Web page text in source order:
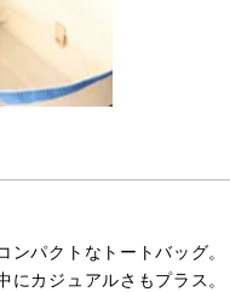
パクトなトートバッグ。
カジュアルさもプラス。